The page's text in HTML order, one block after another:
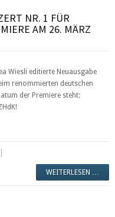
NR. 1 FÜR
AM 26. MÄRZ
Wiesli editierte Neuausgabe
renommierten deutschen
der Premiere steht:
WEITERLESEN …